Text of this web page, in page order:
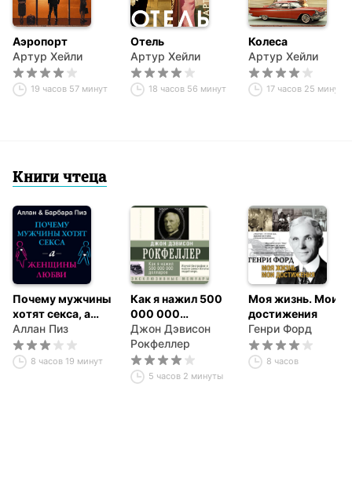
Аэропорт
Артур Хейли
19 часов 57 минут
Отель
Артур Хейли
18 часов 56 минут
Колеса
Артур Хейли
17 часов 25 минут
Книги чтеца
Почему мужчины
хотят секса, а
женщины любви
Аллан Пиз
8 часов 19 минут
Как я нажил 500
000 000
долларов.
Мемуары
миллиардера
Джон Дэвисон
Рокфеллер
5 часов 2 минуты
Моя жизнь. Мои
достижения
Генри Форд
8 часов